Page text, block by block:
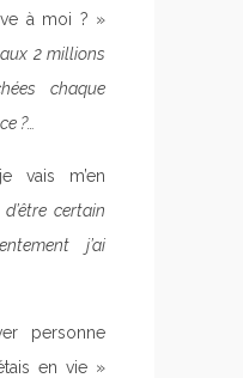
à moi ? »
2 millions
chaque
?…
vais m’en
d’être certain
j’ai
personne
en vie »